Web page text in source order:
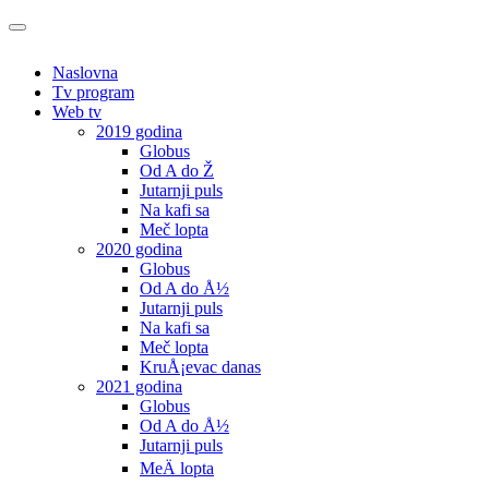
Naslovna
Tv program
Web tv
2019 godina
Globus
Od A do Ž
Jutarnji puls
Na kafi sa
Meč lopta
2020 godina
Globus
Od A do Å½
Jutarnji puls
Na kafi sa
Meč lopta
KruÅ¡evac danas
2021 godina
Globus
Od A do Å½
Jutarnji puls
MeÄ lopta